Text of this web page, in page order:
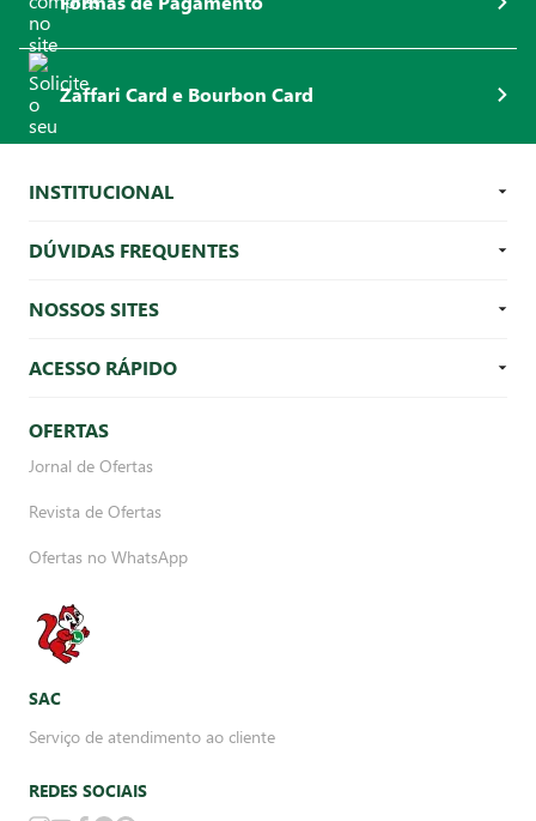
Zaffari Card e Bourbon Card
INSTITUCIONAL
DÚVIDAS FREQUENTES
NOSSOS SITES
ACESSO RÁPIDO
OFERTAS
Jornal de Ofertas
Revista de Ofertas
Ofertas no WhatsApp
SAC
Serviço de atendimento ao cliente
REDES SOCIAIS